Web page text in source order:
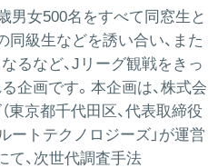
男女500名をすべて同窓生と
同級生などを誘い合い、また
るなど、Jリーグ観戦をきっ
企画です。本企画は、株式会
東京都千代田区、代表取締役
ートテクノロジーズ」が運営
て、次世代調査手法